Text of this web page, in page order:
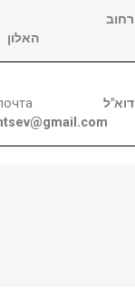
רחוב
האלון
דוא"ל